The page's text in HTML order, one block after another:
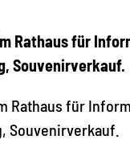
Rathaus für
Souvenirverkauf.
Rathaus für
Souvenirverkauf.